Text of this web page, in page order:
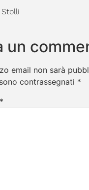
un
email non sarà
contrassegnati *
*